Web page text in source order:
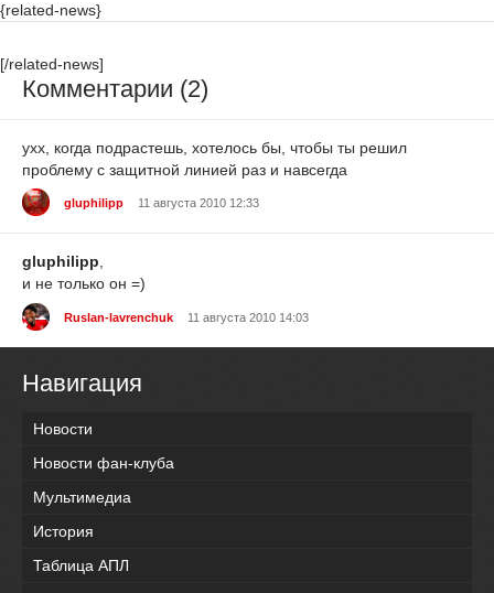
{related-news}
[/related-news]
Комментарии (2)
ухх, когда подрастешь, хотелось бы, чтобы ты решил
проблему с защитной линией раз и навсегда
gluphilipp 11 августа 2010 12:33
gluphilipp,
и не только он =)
Ruslan-lavrenchuk 11 августа 2010 14:03
Навигация
Новости
Новости фан-клуба
Мультимедиа
История
Таблица АПЛ